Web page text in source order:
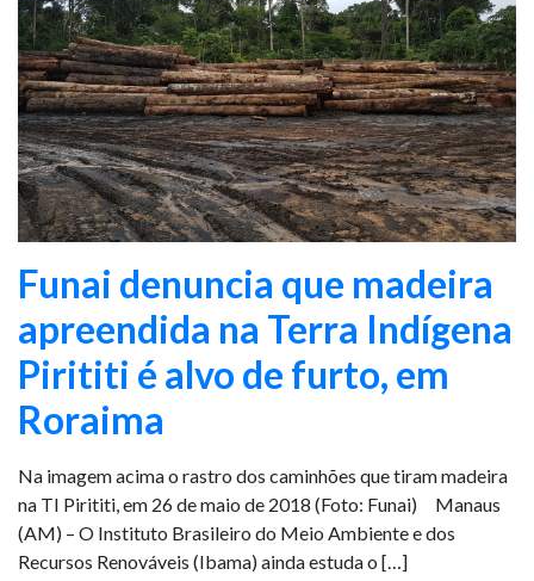
Funai denuncia que madeira
apreendida na Terra Indígena
Pirititi é alvo de furto, em
Roraima
Na imagem acima o rastro dos caminhões que tiram madeira
na TI Pirititi, em 26 de maio de 2018 (Foto: Funai) Manaus
(AM) – O Instituto Brasileiro do Meio Ambiente e dos
Recursos Renováveis (Ibama) ainda estuda o […]